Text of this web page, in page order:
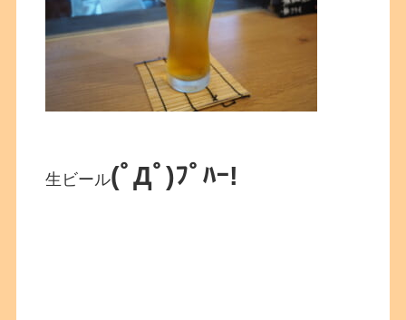
生ビール(ﾟДﾟ)ﾌﾟﾊｰ!